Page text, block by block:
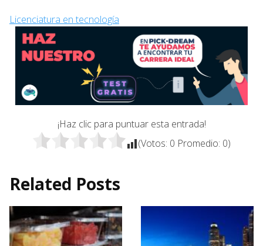
Licenciatura en tecnología
¡Haz clic para puntuar esta entrada!
(Votos: 0 Promedio: 0)
Related Posts